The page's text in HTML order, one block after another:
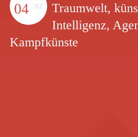
04 /12
Traumwelt,
Intelligenz,
Kampfkünste